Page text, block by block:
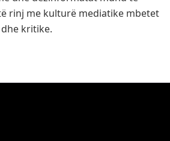
rinj me kulturë mediatike mbetet
kritike.